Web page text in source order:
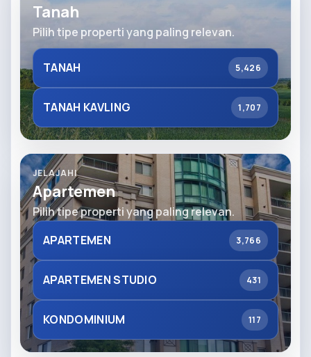
Tanah
Pilih tipe properti yang paling relevan.
TANAH 5,426
TANAH KAVLING 1,707
JELAJAHI
Apartemen
Pilih tipe properti yang paling relevan.
APARTEMEN
3,766
APARTEMEN STUDIO 431
KONDOMINIUM 117